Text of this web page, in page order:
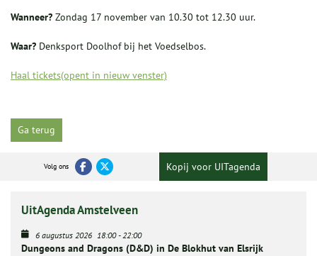
Wanneer? Zondag 17 november van 10.30 tot 12.30 uur.
Waar? Denksport Doolhof bij het Voedselbos.
Haal tickets(opent in nieuw venster)
Ga terug
Volg ons Kopij voor UITagenda
UitAgenda Amstelveen
6 augustus 2026 18:00-22:00
Dungeons and Dragons (D&D) in De Blokhut van Elsrijk